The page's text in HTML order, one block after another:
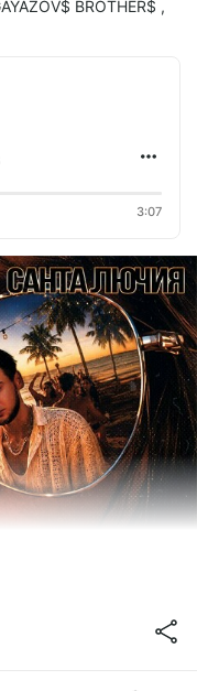
Баста, Моя Мишель - Если я буду танцевать (SLIM & Silver Ace Radio Edit).mp3
BROTHER$ ,
3:07